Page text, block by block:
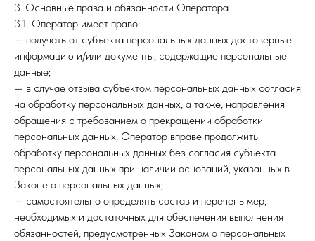
3. Основные права и обязанности Оператора
3.1. Оператор имеет право:
— получать от субъекта персональных данных достоверные
информацию и/или документы, содержащие персональные
данные;
— в случае отзыва субъектом персональных данных согласия
на обработку персональных данных, а также, направления
обращения с требованием о прекращении обработки
персональных данных, Оператор вправе продолжить
обработку персональных данных без согласия субъекта
персональных данных при наличии оснований, указанных в
Законе о персональных данных;
— самостоятельно определять состав и перечень мер,
необходимых и достаточных для обеспечения выполнения
обязанностей, предусмотренных Законом о персональных